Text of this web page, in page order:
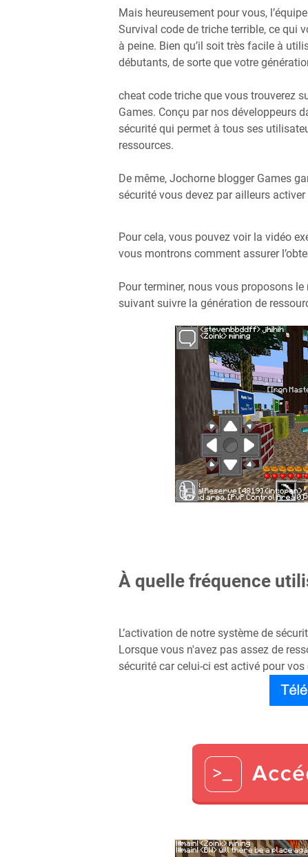
Mais heureusement pour vous,
Survival code de triche terrible, ce qui
à peine. Bien qu’il soit très facile à
débutants, de sorte que votre
cheat code triche que vous trouverez
Games. Conçu par nos développeurs
sécurité qui permet à tous ses
ressources.
De même, Jochorne blogger Games
sécurité vous devez par ailleurs
Pour cela, vous pouvez voir la vidéo
vous montrons comment assurer
Pour terminer, nous vous proposons
suivant suivre la génération de
À quelle fréquence
L’activation de notre système de
Lorsque vous n'avez pas assez de
sécurité car celui-ci est activé pour vos